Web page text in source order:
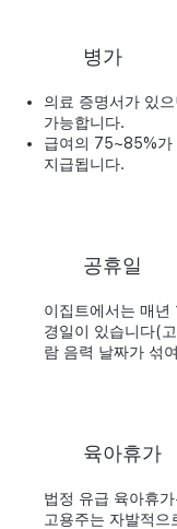
병가
의료 증명서가 있
가능합니다.
급여의 75~85%가
지급됩니다.
공휴일
이집트에서는 매
경일이 있습니다(
람 음력 날짜가 섞
육아휴가
법정 유급 육아휴
고용주는 자발적으